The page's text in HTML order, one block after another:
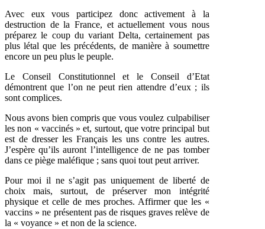
Avec eux vous participez donc activement à la
destruction de la France, et actuellement vous nous
préparez le coup du variant Delta, certainement pas
plus létal que les précédents, de manière à soumettre
encore un peu plus le peuple.
Le Conseil Constitutionnel et le Conseil d’Etat
démontrent que l’on ne peut rien attendre d’eux ; ils
sont complices.
Nous avons bien compris que vous voulez culpabiliser
les non « vaccinés » et, surtout, que votre principal but
est de dresser les Français les uns contre les autres.
J’espère qu’ils auront l’intelligence de ne pas tomber
dans ce piège maléfique ; sans quoi tout peut arriver.
Pour moi il ne s’agit pas uniquement de liberté de
choix mais, surtout, de préserver mon intégrité
physique et celle de mes proches. Affirmer que les «
vaccins » ne présentent pas de risques graves relève de
la « voyance » et non de la science.